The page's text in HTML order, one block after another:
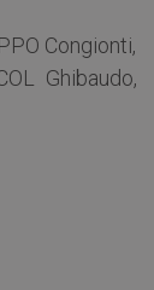
Congionti,
Ghibaudo,